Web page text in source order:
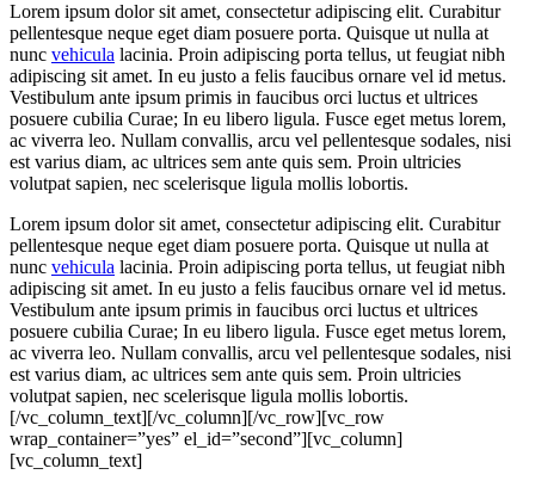
Lorem ipsum dolor sit amet, consectetur adipiscing elit. Curabitur
pellentesque neque eget diam posuere porta. Quisque ut nulla at
nunc vehicula lacinia. Proin adipiscing porta tellus, ut feugiat nibh
adipiscing sit amet. In eu justo a felis faucibus ornare vel id metus.
Vestibulum ante ipsum primis in faucibus orci luctus et ultrices
posuere cubilia Curae; In eu libero ligula. Fusce eget metus lorem,
ac viverra leo. Nullam convallis, arcu vel pellentesque sodales, nisi
est varius diam, ac ultrices sem ante quis sem. Proin ultricies
volutpat sapien, nec scelerisque ligula mollis lobortis.
Lorem ipsum dolor sit amet, consectetur adipiscing elit. Curabitur
pellentesque neque eget diam posuere porta. Quisque ut nulla at
nunc vehicula lacinia. Proin adipiscing porta tellus, ut feugiat nibh
adipiscing sit amet. In eu justo a felis faucibus ornare vel id metus.
Vestibulum ante ipsum primis in faucibus orci luctus et ultrices
posuere cubilia Curae; In eu libero ligula. Fusce eget metus lorem,
ac viverra leo. Nullam convallis, arcu vel pellentesque sodales, nisi
est varius diam, ac ultrices sem ante quis sem. Proin ultricies
volutpat sapien, nec scelerisque ligula mollis lobortis.
[/vc_column_text][/vc_column][/vc_row][vc_row
wrap_container=”yes” el_id=”second”][vc_column]
[vc_column_text]